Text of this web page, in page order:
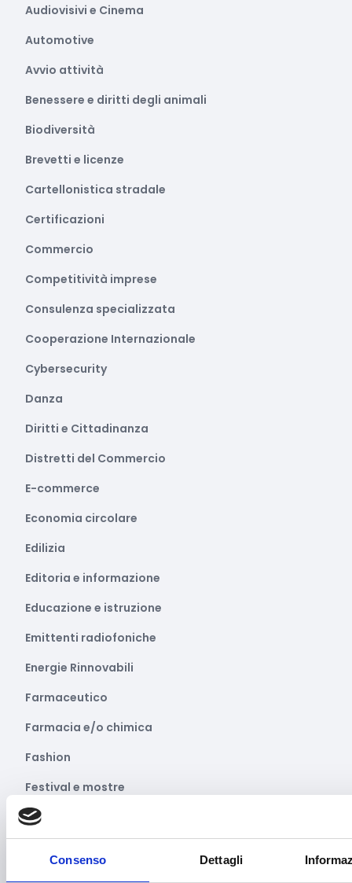
Consenso Dettagli
Audiovisivi e Cinema
Automotive
Avvio attività
Benessere e diritti degli animali
Biodiversità
Brevetti e licenze
Cartellonistica stradale
Certificazioni
Commercio
Competitività imprese
Consulenza specializzata
Cooperazione Internazionale
Cybersecurity
Danza
Diritti e Cittadinanza
Distretti del Commercio
E-commerce
Economia circolare
Edilizia
Editoria e informazione
Educazione e istruzione
Emittenti radiofoniche
Energie Rinnovabili
Farmaceutico
Farmacia e/o chimica
Fashion
Festival e mostre
Fiere ed eventi